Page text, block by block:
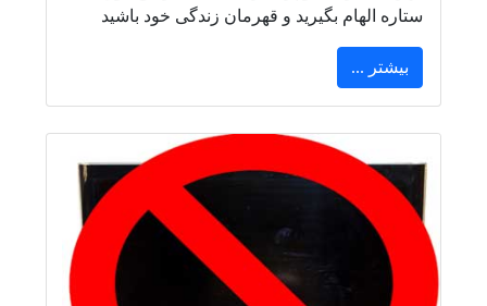
ستاره الهام بگیرید و قهرمان زندگی خود باشید
بیشتر ...